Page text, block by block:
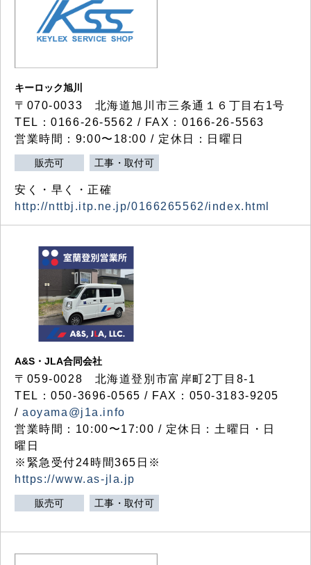
キーロック旭川
〒070-0033 北海道旭川市三条通１６丁目右1号
TEL：0166-26-5562 / FAX：0166-26-5563
営業時間：9:00〜18:00 / 定休日：日曜日
販売可 工事・取付可
安く・早く・正確
http://nttbj.itp.ne.jp/0166265562/index.html
A&S・JLA合同会社
〒 059-0028 北海道登別市富岸町2丁目 8-1
TEL：050-3696-0565 / FAX：050-3183-9205
/aoyama@j1a.info
営業時間：10:00〜17:00 / 定休日：土曜日・日
曜日
※緊急受付24時間365日※
https://www.as-jla.jp
販売可 工事・取付可